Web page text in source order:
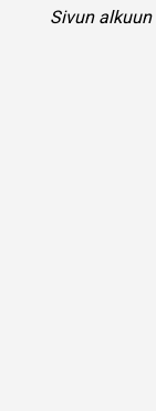
Sivun alkuun